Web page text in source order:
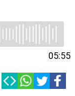
05:55